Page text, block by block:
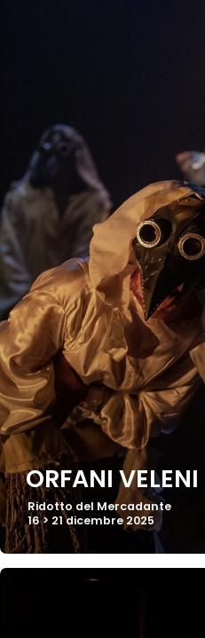
ORFANI VELENI
Ridotto del Mercadante
16 > 21 dicembre 2025